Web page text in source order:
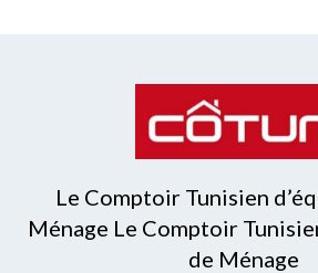
Le Comptoir Tunisien
Ménage Le Comptoir
de Ménage